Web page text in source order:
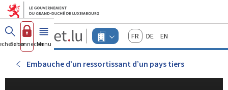
Aller au menu principal
Aller au contenu
Guichet.lu
Changer
d'espace
-
Menu
entreprises
FrançaisDeutschEnglish
Se connecterMenu principal
Embauche d’un ressortissant d’un pays tiers